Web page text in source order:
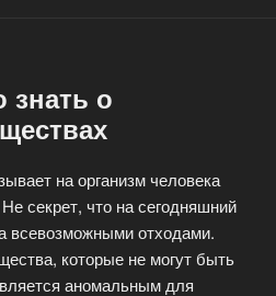
знать о
на организм человека
секрет, что на сегодняшний
всевозможными отходами.
которые не могут быть
аномальным для